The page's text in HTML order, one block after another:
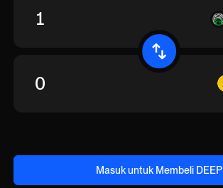
Masuk untuk Membeli DEEP